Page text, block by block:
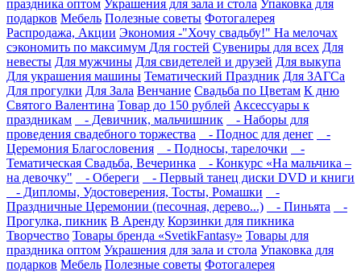
праздника оптом Украшения для зала и стола Упаковка для
подарков Мебель Полезные советы Фотогалерея
Распродажа, Акции Экономия -"Хочу свадьбу!" На мелочах
сэкономить по максимум Для гостей Сувениры для всех Для
невесты Для мужчины Для свидетелей и друзей Для выкупа
Для украшения машины Тематический Праздник Для ЗАГСа
Для прогулки Для Зала Венчание Свадьба по Цветам К дню
Святого Валентина Товар до 150 рублей Аксессуары к
праздникам
- Девичник, мальчишник
- Наборы для
проведения свадебного торжества
- Поднос для денег
-
Церемония Благословения
- Подносы, тарелочки
-
Тематическая Свадьба, Вечеринка
- Конкурс «На мальчика –
на девочку"
- Обереги
- Первый танец диски DVD и книги
- Дипломы, Удостоверения, Тосты, Ромашки
-
Праздничные Церемонии (песочная, дерево...)
- Пиньята
-
Прогулка, пикник В Аренду Корзинки для пикника
Творчество Товары бренда «SvetikFantasy» Товары для
праздника оптом Украшения для зала и стола Упаковка для
подарков Мебель Полезные советы Фотогалерея